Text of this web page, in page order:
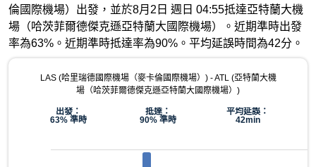
倫國際機場）出發，並於8月2日 週日 04:55抵達亞特蘭大機
場（哈茨菲爾德傑克遜亞特蘭大國際機場）。近期準時出發
率為63%。近期準時抵達率為90%。平均延誤時間為42分。
LAS (哈里瑞德國際機場（麥卡倫國際機場）) - ATL (亞特蘭大機
場（哈茨菲爾德傑克遜亞特蘭大國際機場）)
出發：
63% 準時
抵達：
90% 準時
平均延誤：
42min